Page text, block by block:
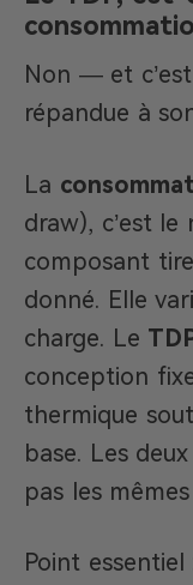
Non — et c’est
répandue à
La
draw), c’est le
composant
donné. Elle
charge. Le
conception
thermique
base. Les
pas les
Point